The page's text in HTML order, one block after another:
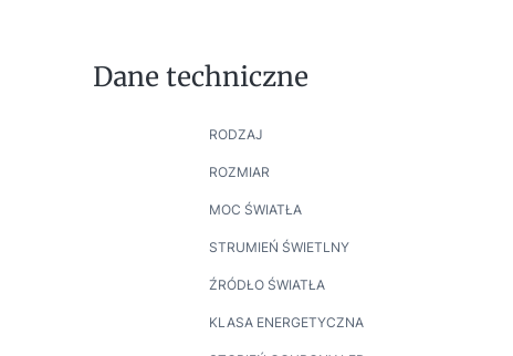
Dane techniczne
RODZAJ
ROZMIAR
MOC ŚWIATŁA
STRUMIEŃ ŚWIETLNY
ŹRÓDŁO ŚWIATŁA
KLASA ENERGETYCZNA